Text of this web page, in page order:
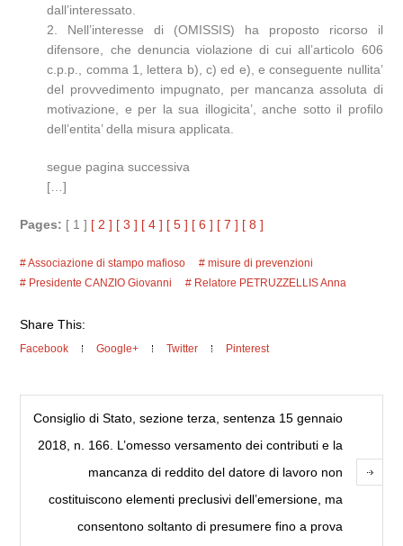
dall’interessato.
2. Nell’interesse di (OMISSIS) ha proposto ricorso il
difensore, che denuncia violazione di cui all’articolo 606
c.p.p., comma 1, lettera b), c) ed e), e conseguente nullita’
del provvedimento impugnato, per mancanza assoluta di
motivazione, e per la sua illogicita’, anche sotto il profilo
dell’entita’ della misura applicata.
segue pagina successiva
[…]
Pages: [ 1 ] [ 2 ] [ 3 ] [ 4 ] [ 5 ] [ 6 ] [ 7 ] [ 8 ]
Associazione di stampo mafioso
misure di prevenzioni
Presidente CANZIO Giovanni
Relatore PETRUZZELLIS Anna
Share This:
Facebook Google+ Twitter Pinterest
Consiglio di Stato, sezione terza, sentenza 15 gennaio
2018, n. 166. L’omesso versamento dei contributi e la
mancanza di reddito del datore di lavoro non
costituiscono elementi preclusivi dell’emersione, ma
consentono soltanto di presumere fino a prova